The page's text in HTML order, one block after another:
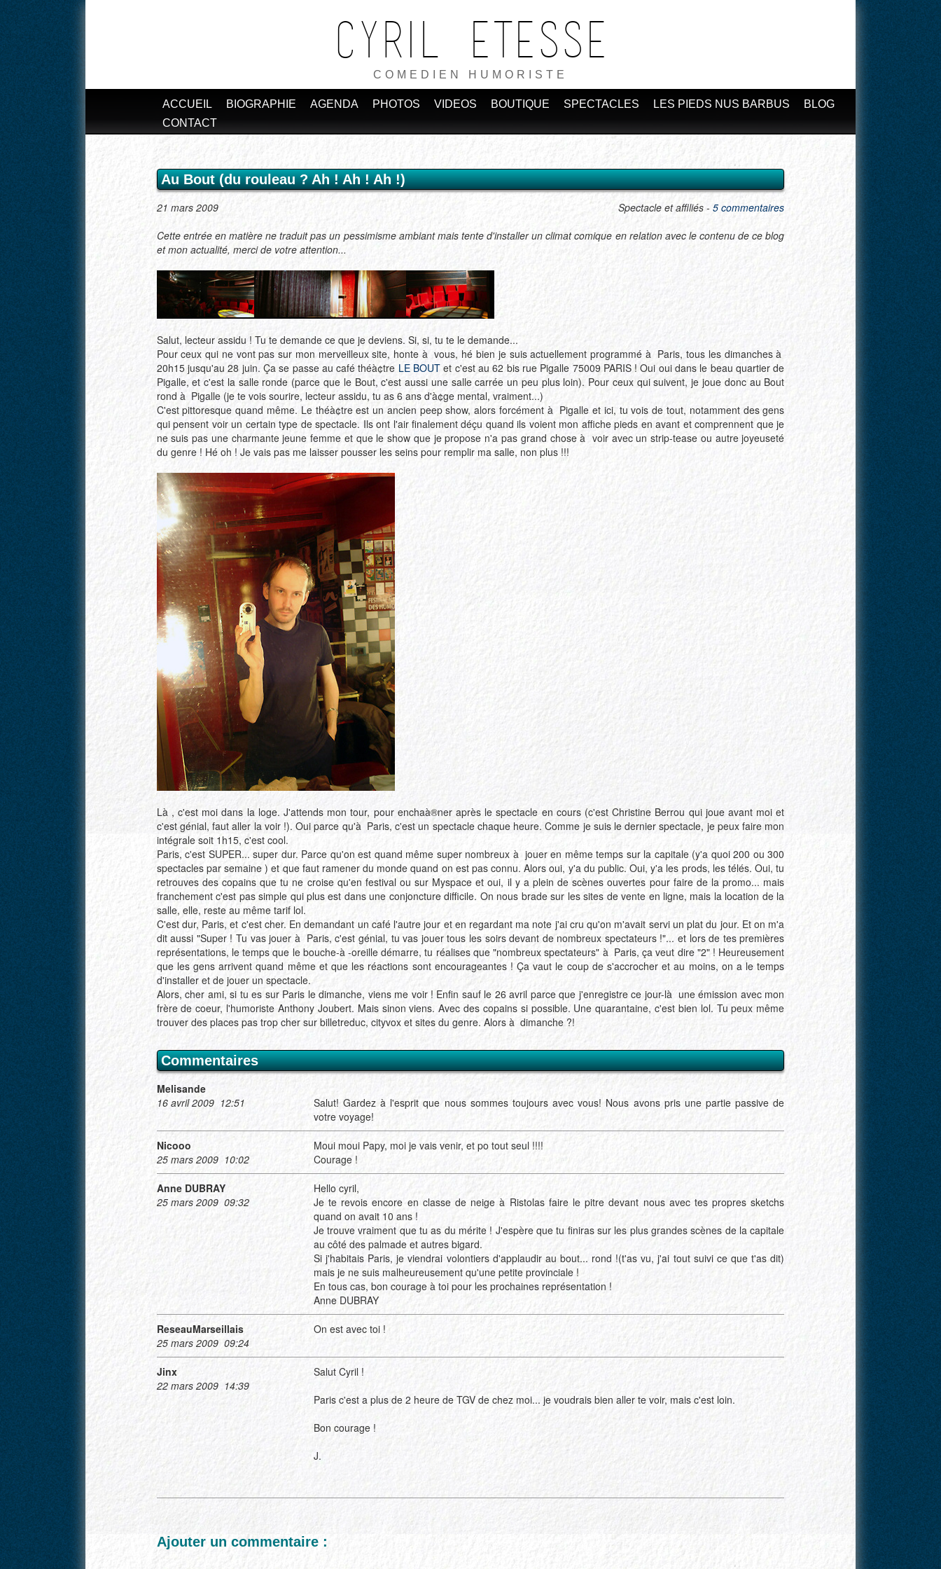
Cyril ETESSE
COMEDIEN HUMORISTE
ACCUEIL BIOGRAPHIE AGENDA PHOTOS VIDEOS BOUTIQUE SPECTACLES LES PIEDS NUS BARBUS
BLOG
CONTACT
Au Bout (du rouleau ? Ah ! Ah ! Ah !)
21 mars 2009 Spectacle et affiliés -5 commentaires
Cette entrée en matière ne traduit pas un pessimisme ambiant mais tente d'installer un climat comique en relation avec le contenu de ce blog
et mon actualité, merci de votre attention...
Salut, lecteur assidu ! Tu te demande ce que je deviens. Si, si, tu te le demande...
Pour ceux qui ne vont pas sur mon merveilleux site, honte à vous, hé bien je suis actuellement programmé à Paris, tous les dimanches à
20h15 jusqu'au 28 juin. Ça se passe au café théà¢tre LE BOUT et c'est au 62 bis rue Pigalle 75009 PARIS ! Oui oui dans le beau quartier de
Pigalle, et c'est la salle ronde (parce que le Bout, c'est aussi une salle carrée un peu plus loin). Pour ceux qui suivent, je joue donc au Bout
rond à Pigalle (je te vois sourire, lecteur assidu, tu as 6 ans d'à¢ge mental, vraiment...)
C'est pittoresque quand même. Le théà¢tre est un ancien peep show, alors forcément à Pigalle et ici, tu vois de tout, notamment des gens
qui pensent voir un certain type de spectacle. Ils ont l'air finalement déçu quand ils voient mon affiche pieds en avant et comprennent que je
ne suis pas une charmante jeune femme et que le show que je propose n'a pas grand chose à voir avec un strip-tease ou autre joyeuseté
du genre ! Hé oh ! Je vais pas me laisser pousser les seins pour remplir ma salle, non plus !!!
Là , c'est moi dans la loge. J'attends mon tour, pour enchaà®ner après le spectacle en cours (c'est Christine Berrou qui joue avant moi et
c'est génial, faut aller la voir !). Oui parce qu'à Paris, c'est un spectacle chaque heure. Comme je suis le dernier spectacle, je peux faire mon
intégrale soit 1h15, c'est cool.
Paris, c'est SUPER... super dur. Parce qu'on est quand même super nombreux à jouer en même temps sur la capitale (y'a quoi200 ou 300
spectacles par semaine) et que faut ramener du monde quand on est pas connu. Alors oui, y'a du public. Oui, y'a les prods, les télés. Oui, tu
retrouves des copains que tu ne croise qu'en festival ou sur Myspace et oui, il y a plein de scènes ouvertes pour faire de la promo... mais
franchement c'est pas simple qui plus est dans une conjoncture difficile. On nous brade sur les sites de vente en ligne, mais la location de la
salle, elle, reste au même tarif lol.
C'est dur, Paris, et c'est cher. En demandant un café l'autre jour et en regardant ma note j'ai cru qu'on m'avait servi un plat du jour. Et on m'a
dit aussi "Super ! Tu vas jouer à Paris, c'est génial, tu vas jouer tous les soirs devant de nombreux spectateurs !"... et lors de tes premières
représentations, le temps que le bouche-à -oreille démarre, tu réalises que "nombreux spectateurs" à Paris, ça veut dire "2" ! Heureusement
que les gens arrivent quand même et que les réactions sont encourageantes ! Ça vaut le coup de s'accrocher et au moins, on a le temps
d'installer et de jouer un spectacle.
Alors, cher ami, si tu es sur Paris le dimanche, viens me voir ! Enfin sauf le 26 avril parce que j'enregistre ce jour-là une émission avec mon
frère de coeur, l'humoriste Anthony Joubert. Mais sinon viens. Avec des copains si possible. Une quarantaine, c'est bien lol. Tu peux même
trouver des places pas trop cher sur billetreduc, cityvox et sites du genre. Alors à dimanche ?!
Commentaires
Melisande
16 avril 2009 12:51
Salut! Gardez à l'esprit que nous sommes toujours avec vous! Nous avons pris une partie passive de
votre voyage!
Nicooo
25 mars 2009 10:02
Moui moui Papy, moi je vais venir, et po tout seul !!!!
Courage !
Anne DUBRAY
25 mars 2009 09:32
Hello cyril,
Je te revois encore en classe de neige à Ristolas faire le pitre devant nous avec tes propres sketchs
quand on avait 10 ans !
Je trouve vraiment que tu as du mérite ! J'espère que tu finiras sur les plus grandes scènes de la capitale
au côté des palmade et autres bigard.
Si j'habitais Paris, je viendrai volontiers d'applaudir au bout... rond !(t'as vu, j'ai tout suivi ce que t'as dit)
mais je ne suis malheureusement qu'une petite provinciale !
En tous cas, bon courage à toi pour les prochaines représentation !
Anne DUBRAY
ReseauMarseillais
25 mars 2009 09:24
On est avec toi !
Jinx
22 mars 2009 14:39
Salut Cyril !
Paris c'est a plus de 2 heure de TGV de chez moi... je voudrais bien aller te voir, mais c'est loin.
Bon courage !
J.
Ajouter un commentaire :